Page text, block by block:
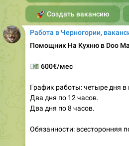
Создать вакансию
Работа в Черногории,
Помощник На Кухню в Doo
600€/мес
График работы: четыре дня в
Два дня по 12 часов.
Два дня по 8 часов.
Обязанности: всесторонняя